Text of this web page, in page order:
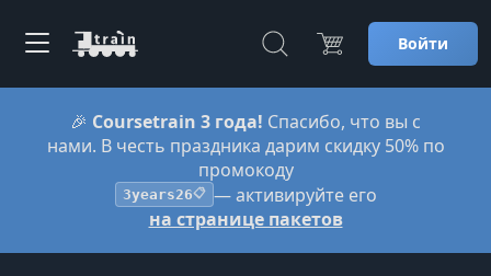
Войти
🎉 Coursetrain 3 года! Спасибо, что вы с
нами. В честь праздника дарим скидку 50% по
промокоду
3years26📋 — активируйте его
на странице пакетов